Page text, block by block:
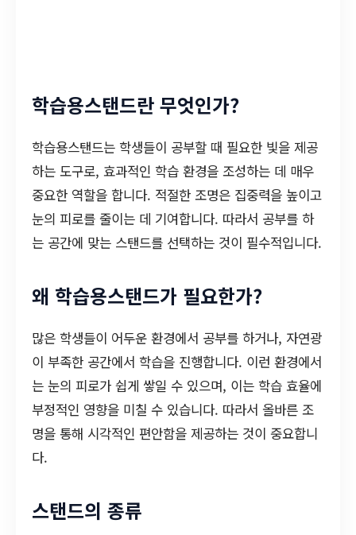
학습용스탠드란 무엇인가?
학습용스탠드는 학생들이 공부할 때 필요한 빛을 제공
하는 도구로, 효과적인 학습 환경을 조성하는 데 매우
중요한 역할을 합니다. 적절한 조명은 집중력을 높이고
눈의 피로를 줄이는 데 기여합니다. 따라서 공부를 하
는 공간에 맞는 스탠드를 선택하는 것이 필수적입니다.
왜 학습용스탠드가 필요한가?
많은 학생들이 어두운 환경에서 공부를 하거나, 자연광
이 부족한 공간에서 학습을 진행합니다. 이런 환경에서
는 눈의 피로가 쉽게 쌓일 수 있으며, 이는 학습 효율에
부정적인 영향을 미칠 수 있습니다. 따라서 올바른 조
명을 통해 시각적인 편안함을 제공하는 것이 중요합니
다.
스탠드의 종류